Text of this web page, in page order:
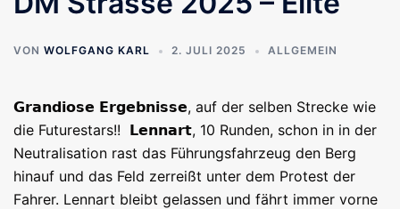
VON WOLFGANG KARL 2. JULI 2025 ALLGEMEIN
𝗚𝗿𝗮𝗻𝗱𝗶𝗼𝘀𝗲 𝗘𝗿𝗴𝗲𝗯𝗻𝗶𝘀𝘀𝗲, auf der selben Strecke wie
die Futurestars!! 𝗟𝗲𝗻𝗻𝗮𝗿𝘁, 10 Runden, schon in in der
Neutralisation rast das Führungsfahrzeug den Berg
hinauf und das Feld zerreißt unter dem Protest der
Fahrer. Lennart bleibt gelassen und fährt immer vorne